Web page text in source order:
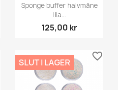
Sponge buffer halvmåne
lila...
125,00 kr
SLUT I LAGER
favorite_border